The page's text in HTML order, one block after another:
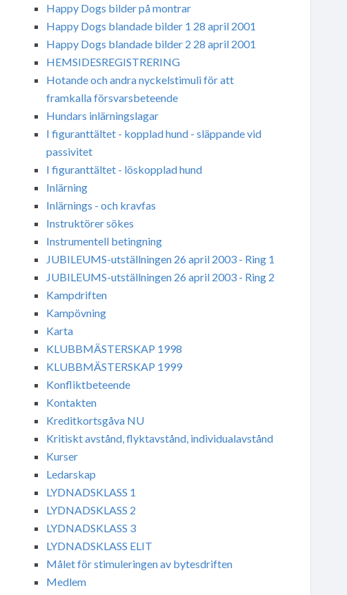
Happy Dogs bilder på montrar
Happy Dogs blandade bilder 1 28 april 2001
Happy Dogs blandade bilder 2 28 april 2001
HEMSIDESREGISTRERING
Hotande och andra nyckelstimuli för att
framkalla försvarsbeteende
Hundars inlärningslagar
I figuranttältet - kopplad hund - släppande vid
passivitet
I figuranttältet - löskopplad hund
Inlärning
Inlärnings - och kravfas
Instruktörer sökes
Instrumentell betingning
JUBILEUMS-utställningen 26 april 2003 - Ring 1
JUBILEUMS-utställningen 26 april 2003 - Ring 2
Kampdriften
Kampövning
Karta
KLUBBMÄSTERSKAP 1998
KLUBBMÄSTERSKAP 1999
Konfliktbeteende
Kontakten
Kreditkortsgåva NU
Kritiskt avstånd, flyktavstånd, individualavstånd
Kurser
Ledarskap
LYDNADSKLASS 1
LYDNADSKLASS 2
LYDNADSKLASS 3
LYDNADSKLASS ELIT
Målet för stimuleringen av bytesdriften
Medlem